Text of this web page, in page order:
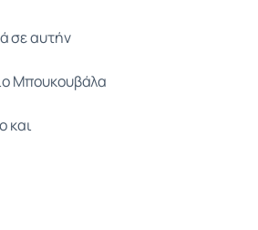
σε αυτήν
Μπουκουβάλα
και